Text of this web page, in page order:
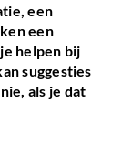
een
een
helpen bij
suggesties
als je dat